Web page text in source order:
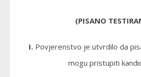
(PISANO
I.Povjerenstvo je utvrdilo da
mogu pristupiti